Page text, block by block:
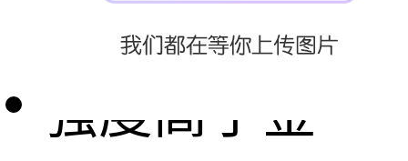
再生料比拉伸
强度高于金